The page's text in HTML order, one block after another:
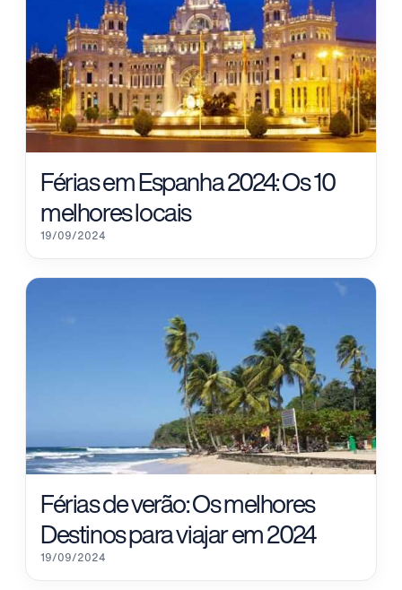
Férias em Espanha 2024: Os 10
melhores locais
19/09/2024
Férias de verão: Os melhores
Destinos para viajar em 2024
19/09/2024